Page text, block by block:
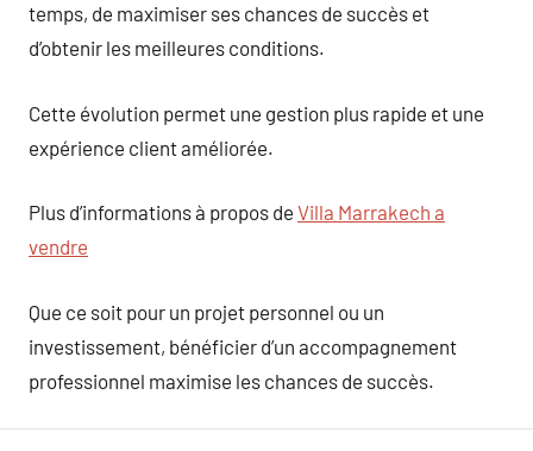
temps, de maximiser ses chances de succès et
d’obtenir les meilleures conditions.
Cette évolution permet une gestion plus rapide et une
expérience client améliorée.
Plus d’informations à propos de Villa Marrakech a
vendre
Que ce soit pour un projet personnel ou un
investissement, bénéficier d’un accompagnement
professionnel maximise les chances de succès.